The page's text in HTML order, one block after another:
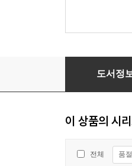
경양식집에서
도서정
이 상품의 시
전체 품